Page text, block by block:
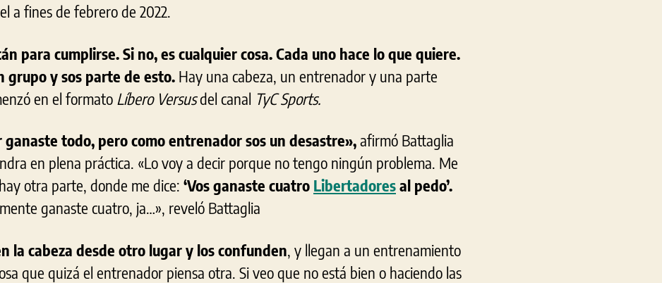
a fines de febrero de 2022.
para cumplirse. Si no, es cualquier cosa. Cada uno hace lo que quiere.
grupo y sos parte de esto. Hay una cabeza, un entrenador y una parte
en el formato Líbero Versusdel canal TyC Sports.
ganaste todo, pero como entrenador sos un desastre»,afirmó Battaglia
en plena práctica. «Lo voy a decir porque no tengo ningún problema. Me
otra parte, donde me dice: ‘Vos ganaste cuatro Libertadoresal pedo’.
ganaste cuatro, ja…», reveló Battaglia
la cabeza desde otro lugar y los confunden , y llegan a un entrenamiento
que quizá el entrenador piensa otra. Si veo que no está bien o haciendo las